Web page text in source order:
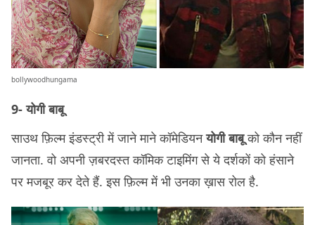
bollywoodhungama
9- योगी बाबू
साउथ फ़िल्म इंडस्ट्री में जाने माने कॉमेडियनयोगी बाबूको कौन नहीं
जानता. वो अपनी ज़बरदस्त कॉमिक टाइमिंग से ये दर्शकों को हंसाने
पर मजबूर कर देते हैं. इस फ़िल्म में भी उनका ख़ास रोल है.